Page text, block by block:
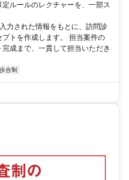
ルールのレクチャーを、一部ス
力された情報をもとに、訪問診
トを作成します。 担当案件の
成まで、一貫して担当いただき
合制